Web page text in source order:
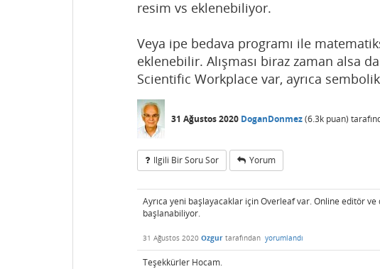
resim vs eklenebiliyor.
Veya ipe bedava programı ile
eklenebilir. Alışması biraz zaman alsa
Scientific Workplace var, ayrıca
31 Ağustos 2020 DoganDonmez(6.3k puan)
Ilgili Bir Soru Sor Yorum
Ayrıca yeni başlayacaklar için Overleaf var. Online editör
başlanabiliyor.
31 Ağustos 2020 Ozgur tarafından yorumlandı
Teşekkürler Hocam.